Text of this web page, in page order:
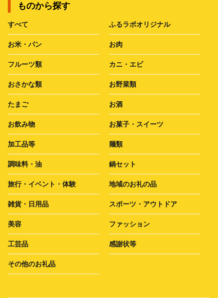
ものから探す
すべて ふるラボオリジナル
お米・パン お肉
フルーツ類 カニ・エビ
おさかな類 お野菜類
たまご お酒
お飲み物 お菓子・スイーツ
加工品等 麺類
調味料・油 鍋セット
旅行・イベント・体験 地域のお礼の品
雑貨・日用品 スポーツ・アウトドア
美容 ファッション
工芸品 感謝状等
その他のお礼品